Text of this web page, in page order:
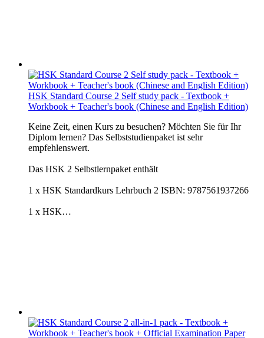
HSK Standard Course 2 Self study pack - Textbook +
Workbook + Teacher's book (Chinese and English Edition)
Keine Zeit, einen Kurs zu besuchen? Möchten Sie für Ihr
Diplom lernen? Das Selbststudienpaket ist sehr
empfehlenswert.
Das HSK 2 Selbstlernpaket enthält
1 x HSK Standardkurs Lehrbuch 2 ISBN: 9787561937266
1 x HSK…